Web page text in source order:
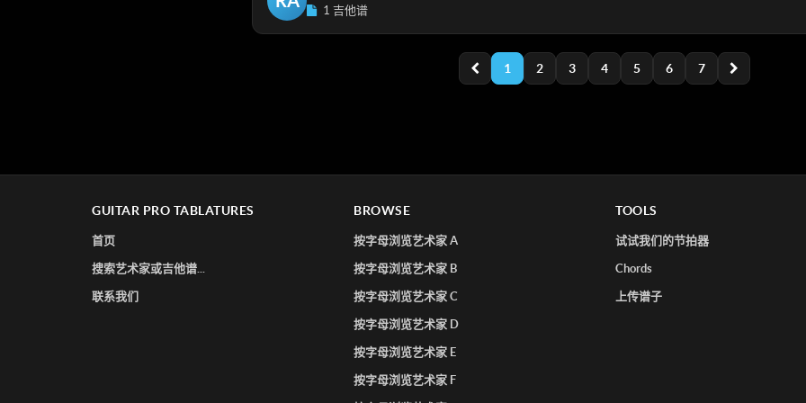
1 吉他谱
1 2 3 4 5 6 7
GUITAR PRO TABLATURES
首页
搜索艺术家或吉他谱...
联系我们
BROWSE
按字母浏览艺术家 A
按字母浏览艺术家 B
按字母浏览艺术家 C
按字母浏览艺术家 D
按字母浏览艺术家 E
按字母浏览艺术家 F
TOOLS
试试我们的节拍器
Chords
上传谱子